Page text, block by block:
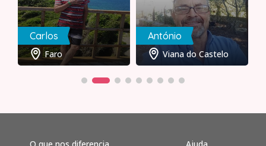
Carlos
Faro
António
Viana do Castelo